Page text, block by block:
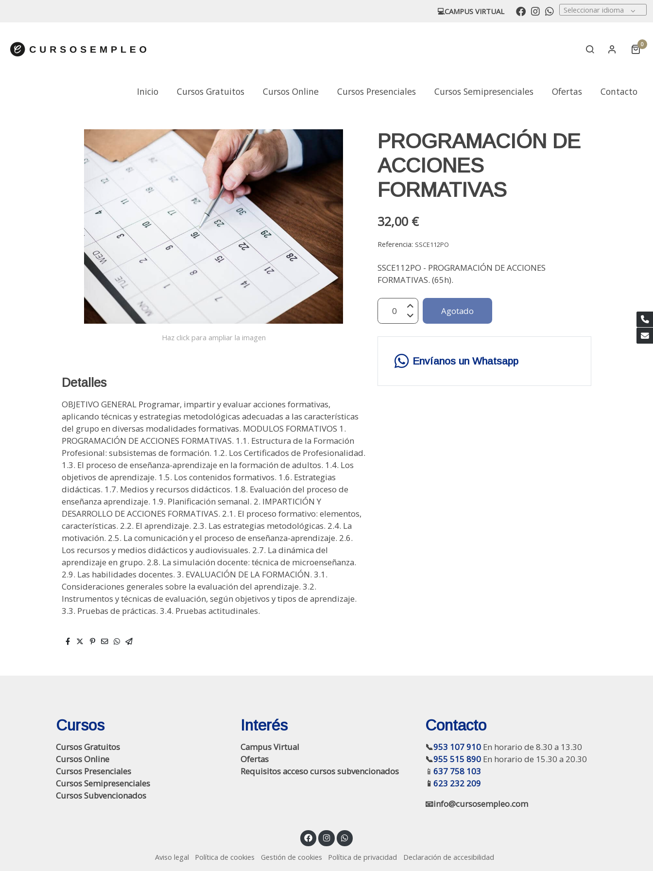
💻CAMPUS VIRTUAL Seleccionar idioma
0
Inicio Cursos Gratuitos Cursos Online Cursos Presenciales Cursos Semipresenciales Ofertas Contacto
Haz click para ampliar la imagen
Detalles
OBJETIVO GENERAL Programar, impartir y evaluar acciones formativas,
aplicando técnicas y estrategias metodológicas adecuadas a las características
del grupo en diversas modalidades formativas. MODULOS FORMATIVOS 1.
PROGRAMACIÓN DE ACCIONES FORMATIVAS. 1.1. Estructura de la Formación
Profesional: subsistemas de formación. 1.2. Los Certificados de Profesionalidad.
1.3. El proceso de enseñanza-aprendizaje en la formación de adultos. 1.4. Los
objetivos de aprendizaje. 1.5. Los contenidos formativos. 1.6. Estrategias
didácticas. 1.7. Medios y recursos didácticos. 1.8. Evaluación del proceso de
enseñanza aprendizaje. 1.9. Planificación semanal. 2. IMPARTICIÓN Y
DESARROLLO DE ACCIONES FORMATIVAS. 2.1. El proceso formativo: elementos,
características. 2.2. El aprendizaje. 2.3. Las estrategias metodológicas. 2.4. La
motivación. 2.5. La comunicación y el proceso de enseñanza-aprendizaje. 2.6.
Los recursos y medios didácticos y audiovisuales. 2.7. La dinámica del
aprendizaje en grupo. 2.8. La simulación docente: técnica de microenseñanza.
2.9. Las habilidades docentes. 3. EVALUACIÓN DE LA FORMACIÓN. 3.1.
Consideraciones generales sobre la evaluación del aprendizaje. 3.2.
Instrumentos y técnicas de evaluación, según objetivos y tipos de aprendizaje.
3.3. Pruebas de prácticas. 3.4. Pruebas actitudinales.
PROGRAMACIÓN DE
ACCIONES
FORMATIVAS
32,00 €
Referencia: SSCE112PO
SSCE112PO - PROGRAMACIÓN DE ACCIONES
FORMATIVAS. (65h).
Agotado
Envíanos un Whatsapp
Cursos
Cursos Gratuitos
Cursos Online
Cursos Presenciales
Cursos Semipresenciales
Cursos Subvencionados
Interés
Campus Virtual
Ofertas
Requisitos acceso cursos subvencionados
Contacto
📞953 107 910En horario de 8.30 a 13.30
📞955 515 890En horario de 15.30 a 20.30
📱 637 758 103
📱 623 232 209
📧info@cursosempleo.com
Aviso legal Política de cookies Gestión de cookies Política de privacidad Declaración de accesibilidad